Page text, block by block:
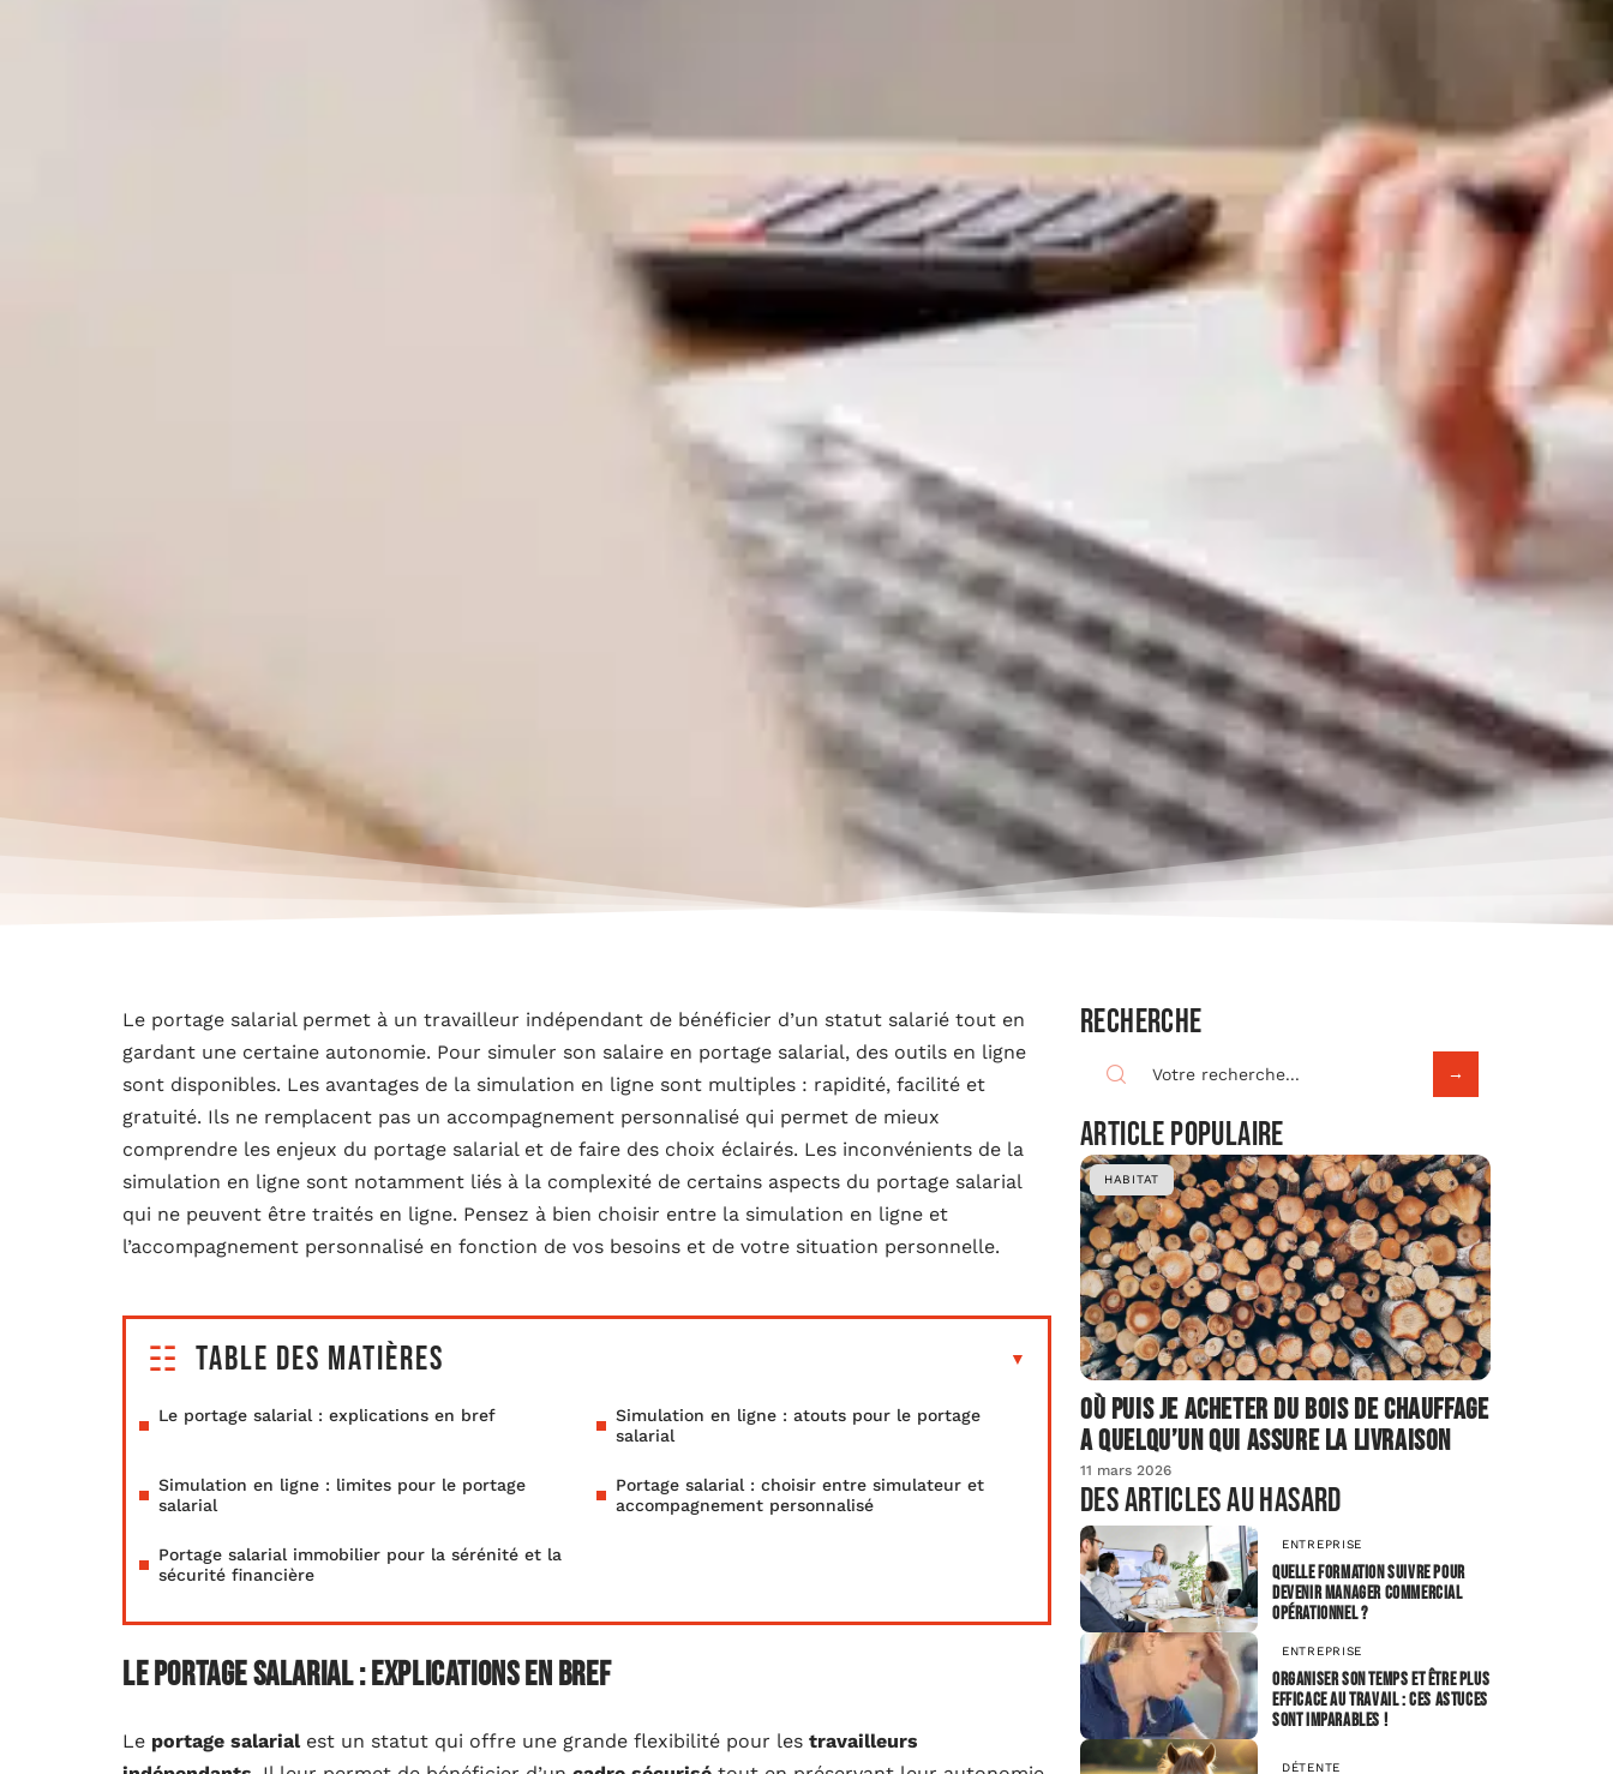
Le portage salarial permet à un travailleur indépendant de bénéficier d’un statut salarié tout en
gardant une certaine autonomie. Pour simuler son salaire en portage salarial, des outils en ligne
sont disponibles. Les avantages de la simulation en ligne sont multiples : rapidité, facilité et
gratuité. Ils ne remplacent pas un accompagnement personnalisé qui permet de mieux
comprendre les enjeux du portage salarial et de faire des choix éclairés. Les inconvénients de la
simulation en ligne sont notamment liés à la complexité de certains aspects du portage salarial
qui ne peuvent être traités en ligne. Pensez à bien choisir entre la simulation en ligne et
l’accompagnement personnalisé en fonction de vos besoins et de votre situation personnelle.
Table des matières
Le portage salarial : explications en bref
Simulation en ligne : atouts pour le portage
salarial
Simulation en ligne : limites pour le portage
salarial
Portage salarial : choisir entre simulateur et
accompagnement personnalisé
Portage salarial immobilier pour la sérénité et la
sécurité financière
Le portage salarial : explications en bref
Le portage salarialest un statut qui offre une grande flexibilité pour les travailleurs
Recherche
Article populaire
HABITAT
Où puis je acheter du bois de chauffage
a quelqu’un qui assure la livraison
11 mars 2026
Des articles au hasard
ENTREPRISE
Quelle formation suivre pour
devenir manager commercial
opérationnel ?
ENTREPRISE
Organiser son temps et être plus
efficace au travail : ces astuces
sont imparables !
DÉTENTE